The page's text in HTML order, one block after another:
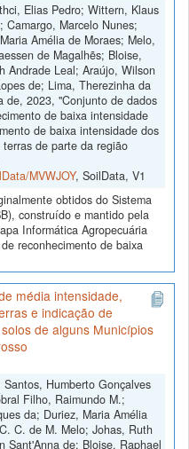
Elias Pedro; Wittern, Klaus
Marcelo Nunes;
Amélia de Moraes; Melo,
de Magalhẽs; Bloise,
Andrade Leal; Araújo, Wilson
de; Lima, Therezinha da
de, 2023, "Conjunto de dados
de baixa intensidade
de baixa intensidade dos
de parte da região
MVWJOY, SoilData, V1
obtidos do Sistema
construído e mantido pela
Informática Agropecuária
reconhecimento de baixa
média intensidade,
e indicação de
de alguns Municípios
Humberto Gonçalves
Filho, Raimundo M.;
da; Duriez, Maria Amélia
C. de M. Melo; Johas, Ruth
Sant'Anna de; Bloise, Raphael